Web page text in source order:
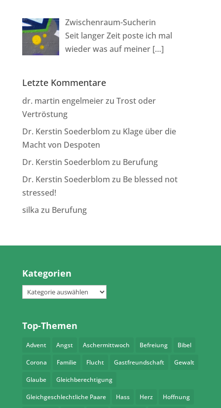
Zwischenraum-Sucherin
Seit langer Zeit poste ich mal
wieder was auf meiner […]
Letzte Kommentare
dr. martin engelmeierzu Trost oder
Vertröstung
Dr. Kerstin Soederblom zu Klage über die
Macht von Despoten
Dr. Kerstin Soederblom zu Berufung
Dr. Kerstin Soederblom zu Be blessed not
stressed!
silka zu Berufung
Kategorien
Kategorien
Top-Themen
Advent Angst Aschermittwoch Befreiung Bibel
Corona Familie Flucht Gastfreundschaft Gewalt
Glaube Gleichberechtigung
Gleichgeschlechtliche Paare Hass Herz Hoffnung